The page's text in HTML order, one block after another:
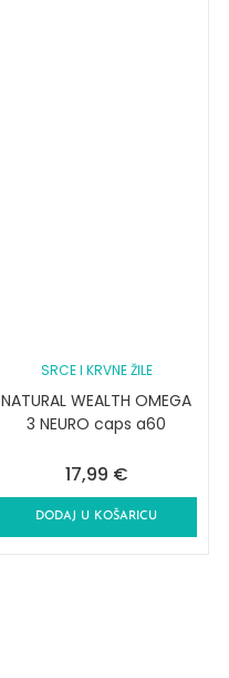
SRCE I KRVNE ŽILE
NATURAL WEALTH OMEGA
3 NEURO caps a60
17,99 €
DODAJ U KOŠARICU